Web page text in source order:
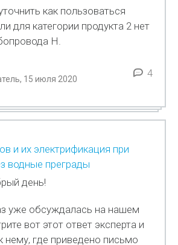
как пользоваться
для категории продукта 2 нет
Н.
15 июля 2020
4
и их электрификация при
водные преграды
день!
уже обсуждалась на нашем
вот этот ответ эксперта и
нему, где приведено письмо